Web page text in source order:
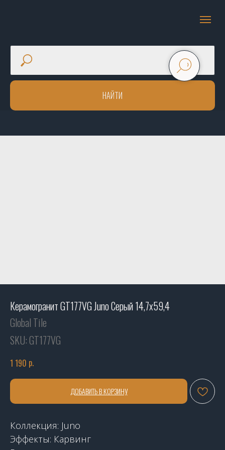
НАЙТИ
Керамогранит GT177VG Juno Серый 14,7x59,4
Global Tile
SKU:GT177VG
1 190 р.
ДОБАВИТЬ В КОРЗИНУ
Коллекция: Juno
Эффекты: Карвинг